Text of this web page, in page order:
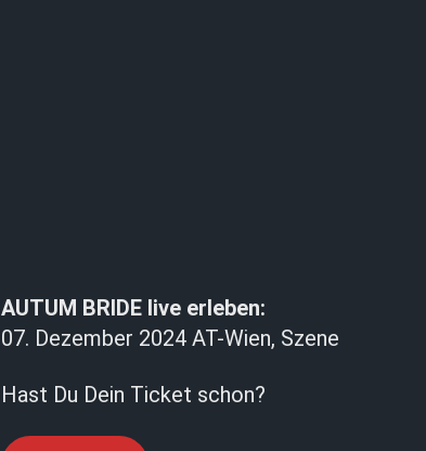
AUTUM BRIDE live erleben:
07. Dezember 2024 AT-Wien, Szene
Hast Du Dein Ticket schon?